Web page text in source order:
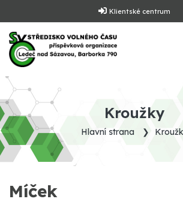
Klientské centrum
Kroužky
Hlavní strana
Míček